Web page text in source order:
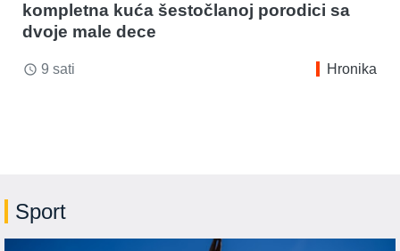
kompletna kuća šestočlanoj porodici sa
dvoje male dece
access_time 9 sati Hronika
Sport